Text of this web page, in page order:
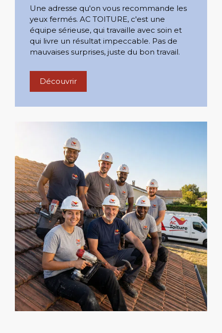
Une adresse qu'on vous recommande les
yeux fermés. AC TOITURE, c'est une
équipe sérieuse, qui travaille avec soin et
qui livre un résultat impeccable. Pas de
mauvaises surprises, juste du bon travail.
Découvrir